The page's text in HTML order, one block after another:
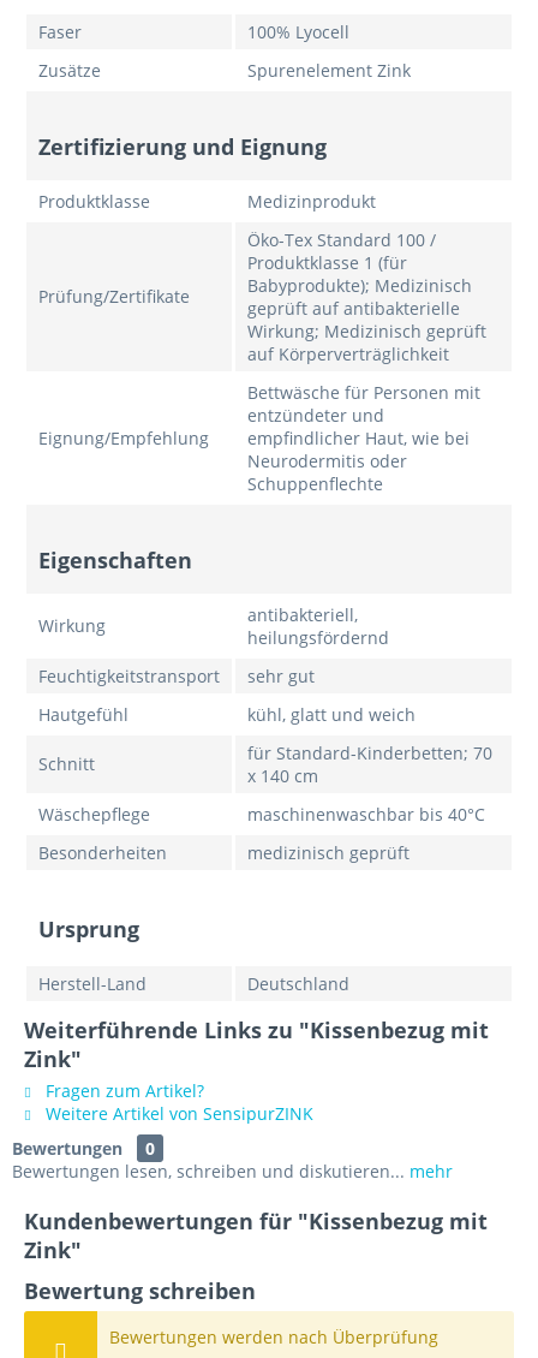
Faser
100% Lyocell
Zusätze
Spurenelement Zink
Zertifizierung und Eignung
Produktklasse Medizinprodukt
Prüfung/Zertifikate
Öko-Tex Standard 100 /
Produktklasse 1 (für
Babyprodukte); Medizinisch
geprüft auf antibakterielle
Wirkung; Medizinisch geprüft
auf Körperverträglichkeit
Eignung/Empfehlung
Bettwäsche für Personen mit
entzündeter und
empfindlicher Haut, wie bei
Neurodermitis oder
Schuppenflechte
Eigenschaften
Wirkung
antibakteriell,
heilungsfördernd
Feuchtigkeitstransport
sehr gut
Hautgefühl
kühl, glatt und weich
Schnitt
für Standard-Kinderbetten; 70
x 140 cm
Wäschepflege
maschinenwaschbar bis 40°C
Besonderheiten
medizinisch geprüft
Ursprung
Herstell-Land Deutschland
Weiterführende Links zu "Kissenbezug mit
Zink"
Fragen zum Artikel?
Weitere Artikel von SensipurZINK
Bewertungen
0
Bewertungen lesen, schreiben und diskutieren... mehr
Kundenbewertungen für "Kissenbezug mit
Zink"
Bewertung schreiben
Bewertungen werden nach Überprüfung